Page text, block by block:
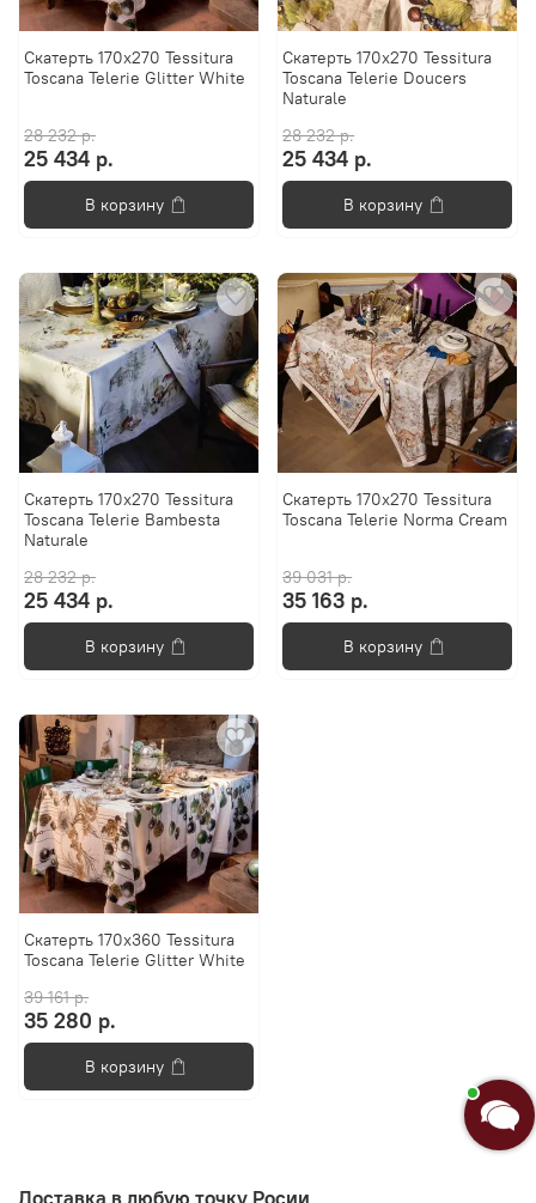
Скатерть 170x270 Tessitura
Toscana Telerie Glitter White
28 232 р.
25 434 р.
В корзину
Скатерть 170x270 Tessitura
Toscana Telerie Doucers
Naturale
28 232 р.
25 434 р.
В корзину
Скатерть 170x270 Tessitura
Toscana Telerie Bambesta
Naturale
28 232 р.
25 434 р.
В корзину
Скатерть 170x270 Tessitura
Toscana Telerie Norma Cream
39 031 р.
35 163 р.
В корзину
Скатерть 170x360 Tessitura
Toscana Telerie Glitter White
39 161 р.
35 280 р.
В корзину
Добро пожаловать в «Постель